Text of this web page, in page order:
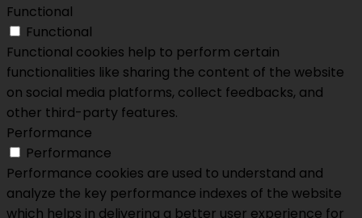
Functional
Functional
Functional cookies help to perform certain
functionalities like sharing the content of the website
on social media platforms, collect feedbacks, and
other third-party features.
Performance
Performance
Performance cookies are used to understand and
analyze the key performance indexes of the website
which helps in delivering a better user experience for